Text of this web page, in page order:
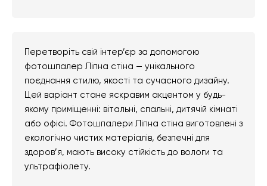
Перетворіть свій інтер’єр за допомогою
фотошпалер Ліпна стіна — унікального
поєднання стилю, якості та сучасного дизайну.
Цей варіант стане яскравим акцентом у будь-
якому приміщенні: вітальні, спальні, дитячій кімнаті
або офісі. Фотошпалери Ліпна стіна виготовлені з
екологічно чистих матеріалів, безпечні для
здоров’я, мають високу стійкість до вологи та
ультрафіолету.